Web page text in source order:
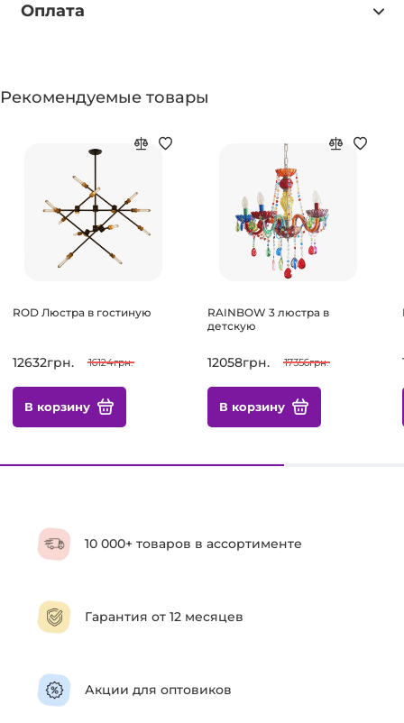
Оплата
Рекомендуемые товары
ROD Люстра в гостиную
12632грн. 16124грн.
В корзину
RAINBOW 3 люстра в
детскую
12058грн. 17356грн.
В корзину
10 000+ товаров в ассортименте
Гарантия от 12 месяцев
Акции для оптовиков